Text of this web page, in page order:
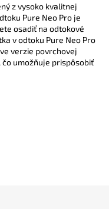
z vysoko kvalitnej
Pure Neo Pro je
osadiť na odtokové
v odtoku Pure Neo Pro
verzie povrchovej
umožňuje prispôsobiť